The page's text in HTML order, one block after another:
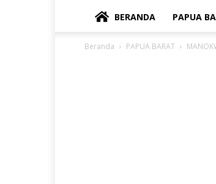
BERANDA PAPUA
Beranda PAPUA BARAT